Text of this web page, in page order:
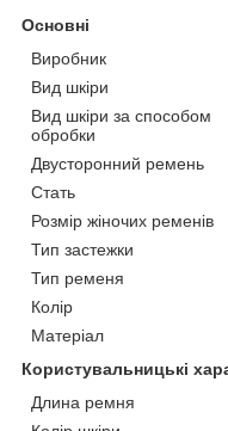
Основні
Виробник
Вид шкіри
Вид шкіри за способом
обробки
Двусторонний ремень
Стать
Розмір жіночих ременів
Тип застежки
Тип ременя
Колір
Матеріал
Користувальницькі
Длина ремня